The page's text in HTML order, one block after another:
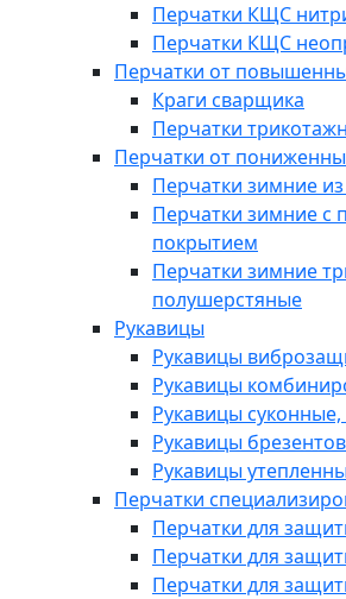
Перчатки КЩС
Перчатки КЩС
Перчатки от
Краги сварщика
Перчатки
Перчатки от
Перчатки зимние
Перчатки зимние с
покрытием
Перчатки зимние
полушерстяные
Рукавицы
Рукавицы
Рукавицы
Рукавицы суконные,
Рукавицы
Рукавицы
Перчатки
Перчатки для
Перчатки для
Перчатки для